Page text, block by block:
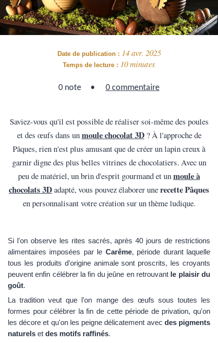
Saviez-vous qu'il est possible de réaliser soi-même des poules
et des œufs dans unmoule chocolat 3D? À l'approche de
Pâques, rien n'est plus amusant que de créer un lapin creux à
garnir digne des plus belles vitrines de chocolatiers. Avec un
peu de matériel, un brin d'esprit gourmand et unmoule à
chocolats 3Dadapté, vous pouvez élaborer unerecette Pâques
en personnalisant votre création sur un thème ludique.
Si l'on observe les rites sacrés, après 40 jours de restrictions
alimentaires imposées par le Carême, période durant laquelle
tous les produits d'origine animale sont proscrits, les croyants
peuvent enfin célébrer la fin du jeûne en retrouvant le plaisir du
goût.
La tradition veut que l'on mange des œufs sous toutes les
formes pour célébrer la fin de cette période de privation, qu'on
les décore et qu'on les peigne délicatement avec des pigments
naturels et des motifs raffinés.
Date de publication : 14 avr. 2025
Temps de lecture : 10 minutes
0 note 0 commentaire